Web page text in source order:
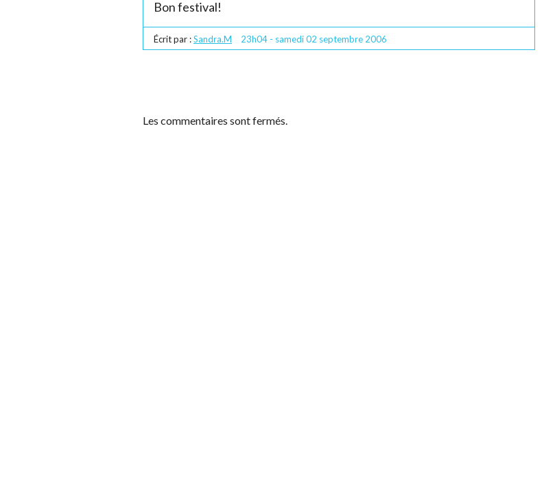
Bon festival!
Écrit par :Sandra.M 23h04 - samedi 02 septembre 2006
Les commentaires sont fermés.